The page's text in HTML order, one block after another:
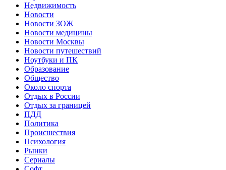
Недвижимость
Новости
Новости ЗОЖ
Новости медицины
Новости Москвы
Новости путешествий
Ноутбуки и ПК
Образование
Общество
Около спорта
Отдых в России
Отдых за границей
ПДД
Политика
Происшествия
Психология
Рынки
Сериалы